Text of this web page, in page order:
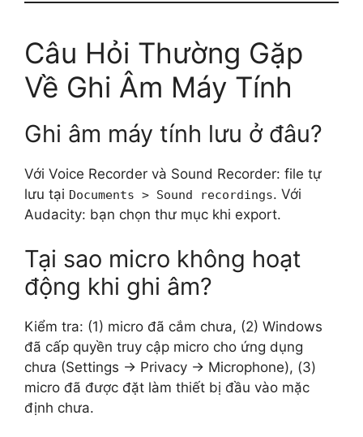
Câu Hỏi Thường Gặp
Về Ghi Âm Máy Tính
Ghi âm máy tính lưu ở đâu?
Với Voice Recorder và Sound Recorder: file tự
lưu tại Documents > Sound recordings. Với
Audacity: bạn chọn thư mục khi export.
Tại sao micro không hoạt
động khi ghi âm?
Kiểm tra: (1) micro đã cắm chưa, (2) Windows
đã cấp quyền truy cập micro cho ứng dụng
chưa (Settings → Privacy → Microphone), (3)
micro đã được đặt làm thiết bị đầu vào mặc
định chưa.